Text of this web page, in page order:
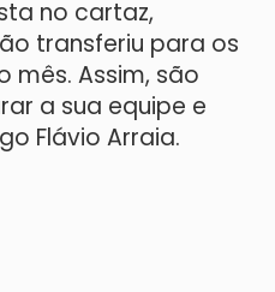
no cartaz,
transferiu para os
mês. Assim, são
a sua equipe e
Flávio Arraia.